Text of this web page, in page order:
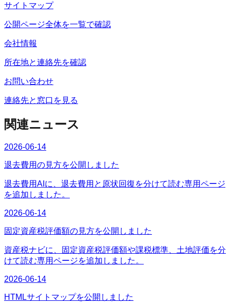
サイトマップ
公開ページ全体を一覧で確認
会社情報
所在地と連絡先を確認
お問い合わせ
連絡先と窓口を見る
関連ニュース
2026-06-14
退去費用の見方を公開しました
退去費用AIに、退去費用と原状回復を分けて読む専用ページ
を追加しました。
2026-06-14
固定資産税評価額の見方を公開しました
資産税ナビに、固定資産税評価額や課税標準、土地評価を分
けて読む専用ページを追加しました。
2026-06-14
HTMLサイトマップを公開しました